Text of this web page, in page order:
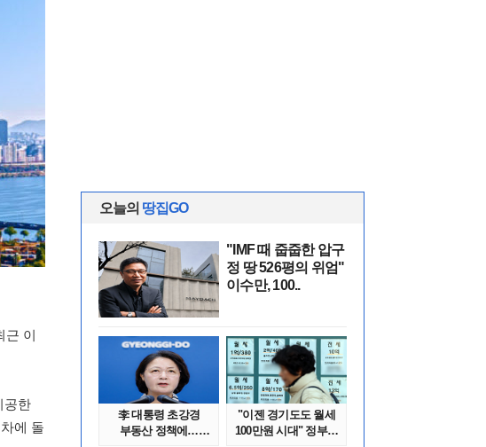
근 이
공한
에 돌
오늘의 땅집GO
"IMF 때 줍줍한 압구
정 땅 526평의 위엄"
이수만, 100..
李 대통령 초강경
부동산 정책에…
"이젠 경기도도 월세
100만원 시대" 정부發